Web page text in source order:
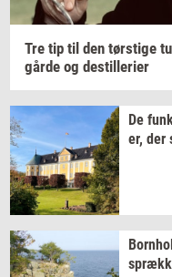
Tre tip til den tørsti­ge
går­de og destil­le­ri­er
De
er, der